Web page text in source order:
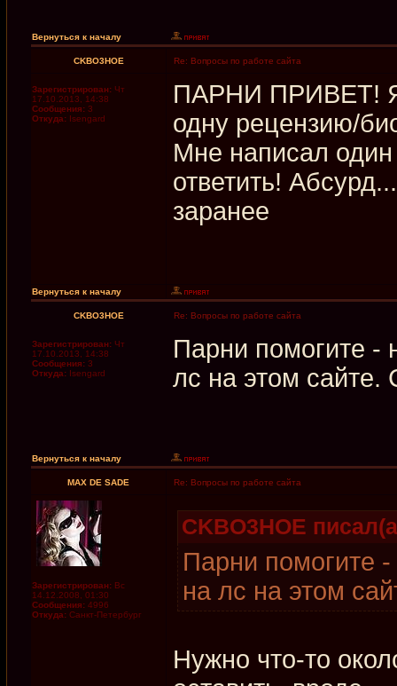
Вернуться к началу
CKBO3HOE Re: Вопросы по работе сайта
Зарегистрирован: Чт
17.10.2013, 14:38
Сообщения: 3
Откуда: Isengard
ПАРНИ ПРИВЕТ! Я
одну рецензию/
Мне написал один
ответить!
заранее
Вернуться к началу
CKBO3HOE Re: Вопросы по работе сайта
Зарегистрирован: Чт
17.10.2013, 14:38
Сообщения: 3
Откуда: Isengard
Парни помогите -
лс на этом сайте.
Вернуться к началу
MAX DE SADE Re: Вопросы по работе сайта
Зарегистрирован: Вс
14.12.2008, 01:30
Сообщения: 4996
Откуда: Санкт-Петербург
CKBO3HOE
Парни помогите -
на лс на этом
Нужно что-то